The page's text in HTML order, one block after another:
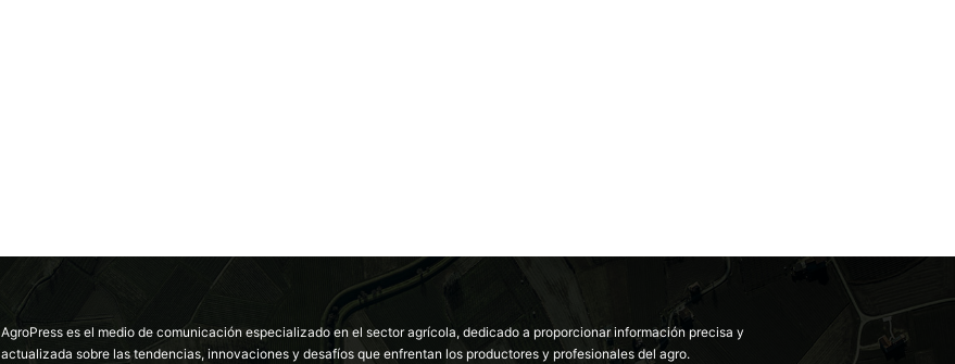
AgroPress es el medio de comunicación especializado en el sector agrícola, dedicado a proporcionar información precisa y
actualizada sobre las tendencias, innovaciones y desafíos que enfrentan los productores y profesionales del agro.